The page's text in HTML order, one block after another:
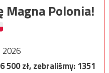
Magna Polonia!
2026
500zł, zebraliśmy:1351